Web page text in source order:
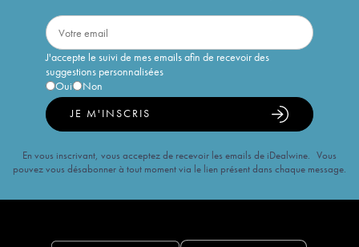
J'accepte le suivi de mes emails afin de recevoir des
suggestions personnalisées
Oui
Non
JE M'INSCRIS
En vous inscrivant, vous acceptez de recevoir les emails de iDealwine. Vous
pouvez vous désabonner à tout moment via le lien présent dans chaque message.